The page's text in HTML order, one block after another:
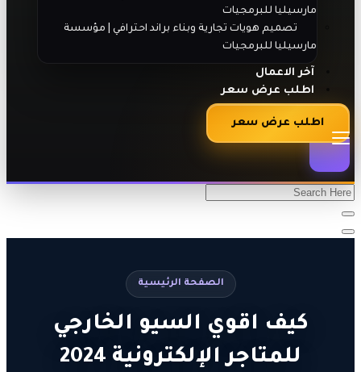
مارسيليا للبرمجيات
تصميم هويات تجارية وبناء براند احترافي | مؤسسة
مارسيليا للبرمجيات
آخر الاعمال
اطلب عرض سعر
اطلب عرض سعر
الصفحة الرئيسية
كيف اقوي السيو الخارجي
للمتاجر الإلكترونية 2024